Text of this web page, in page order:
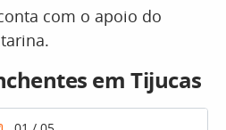
com o apoio do
em Tijucas